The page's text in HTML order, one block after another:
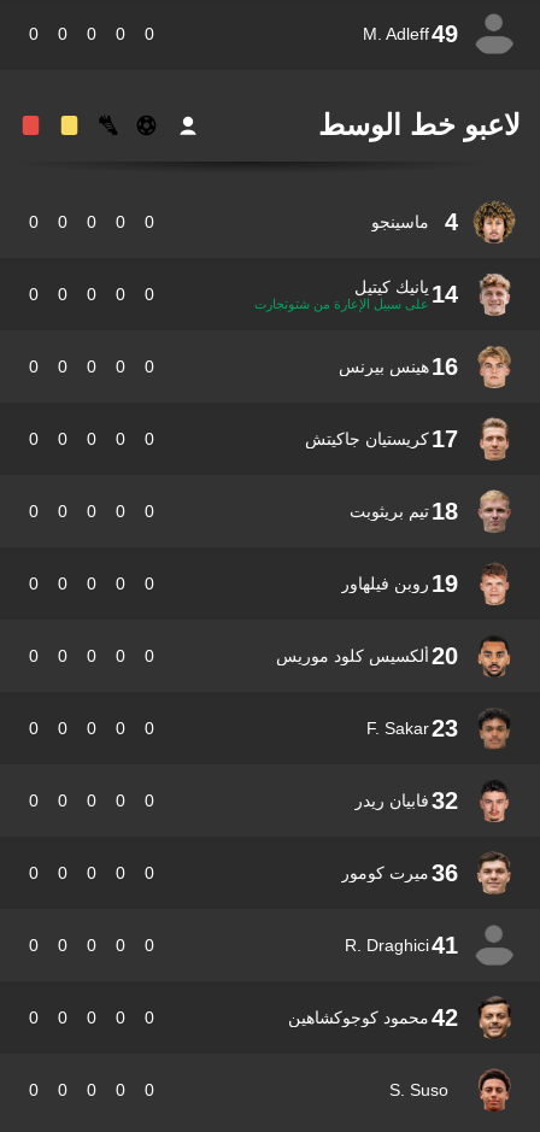
49
M. Adleff
0
0
0
0
خط الوسط
4 ماسينجو 0
0
0
0
14 يانيك كيتيل
على سبيل الإعارة من شتوتجارت 0
0
0
0
16 هينس بيرنس 0
0
0
0
17 كريستيان جاكيتش 0
0
0
0
18 تيم بريثوبت 0
0
0
0
19 روبن فيلهاور 0
0
0
0
20 ألكسيس كلود موريس 0
0
0
0
23
F. Sakar
0
0
0
0
32 فابيان ريدر 0
0
0
0
36 ميرت كومور 0
0
0
0
41
R. Draghici
0
0
0
0
42 محمود كوجوكشاهين 0
0
0
0
S. Suso
0
0
0
0